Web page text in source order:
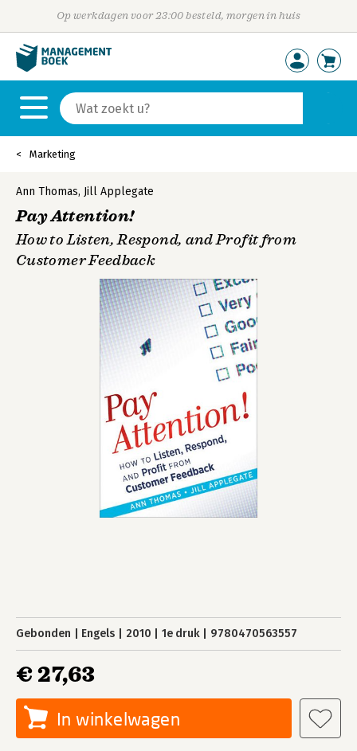
Op werkdagen voor 23:00 besteld, morgen in huis
Marketing
Ann Thomas, Jill Applegate
Pay Attention!
How to Listen, Respond, and Profit from
Customer Feedback
Gebonden Engels 2010 1e druk 9780470563557
€ 27,63
In winkelwagen